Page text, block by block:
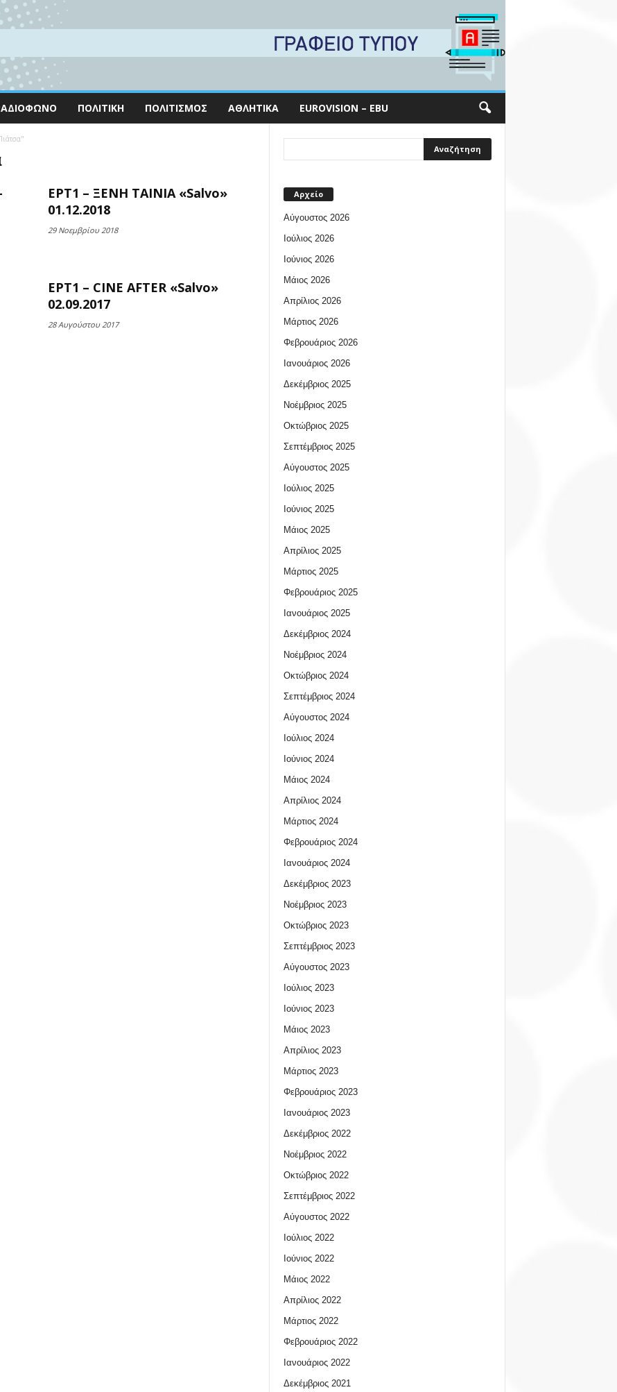
ΠΟΛΙΤΙΚΉ ΠΟΛΙΤΙΣΜΌΣ ΑΘΛΗΤΙΚΆ EUROVISION – EBU
ΕΡΤ1 – ΞΕΝΗ ΤΑΙΝΙΑ «Salvo»
01.12.2018
29 Νοεμβρίου 2018
ΕΡΤ1 – CINE AFTER «Salvo»
02.09.2017
28 Αυγούστου 2017
Αρχείο
Αύγουστος 2026
Ιούλιος 2026
Ιούνιος 2026
Μάιος 2026
Απρίλιος 2026
Μάρτιος 2026
Φεβρουάριος 2026
Ιανουάριος 2026
Δεκέμβριος 2025
Νοέμβριος 2025
Οκτώβριος 2025
Σεπτέμβριος 2025
Αύγουστος 2025
Ιούλιος 2025
Ιούνιος 2025
Μάιος 2025
Απρίλιος 2025
Μάρτιος 2025
Φεβρουάριος 2025
Ιανουάριος 2025
Δεκέμβριος 2024
Νοέμβριος 2024
Οκτώβριος 2024
Σεπτέμβριος 2024
Αύγουστος 2024
Ιούλιος 2024
Ιούνιος 2024
Μάιος 2024
Απρίλιος 2024
Μάρτιος 2024
Φεβρουάριος 2024
Ιανουάριος 2024
Δεκέμβριος 2023
Νοέμβριος 2023
Οκτώβριος 2023
Σεπτέμβριος 2023
Αύγουστος 2023
Ιούλιος 2023
Ιούνιος 2023
Μάιος 2023
Απρίλιος 2023
Μάρτιος 2023
Φεβρουάριος 2023
Ιανουάριος 2023
Δεκέμβριος 2022
Νοέμβριος 2022
Οκτώβριος 2022
Σεπτέμβριος 2022
Αύγουστος 2022
Ιούλιος 2022
Ιούνιος 2022
Μάιος 2022
Απρίλιος 2022
Μάρτιος 2022
Φεβρουάριος 2022
Ιανουάριος 2022
Δεκέμβριος 2021